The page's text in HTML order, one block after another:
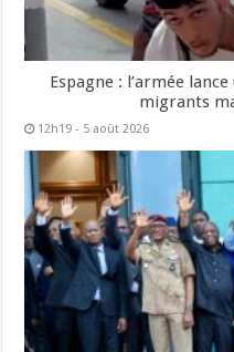
Espagne : l’armée
migrants
12h19 - 5 août 2026